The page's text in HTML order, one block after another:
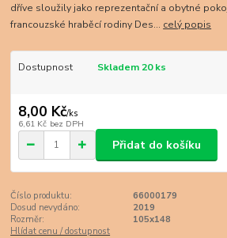
dříve sloužily jako reprezentační a obytné
francouzské hraběcí rodiny Des... celý popis
Dostupnost Skladem 20 ks
8,00 Kč/ks
6,61 Kč bez DPH
Přidat do košíku
Číslo produktu:
66000179
Dosud nevydáno:
2019
Rozměr:
105x148
Hlídat cenu / dostupnost